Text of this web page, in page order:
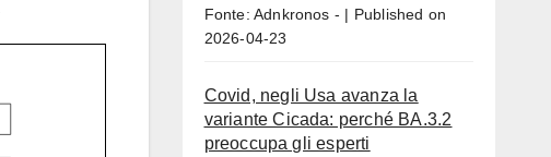
Fonte: Adnkronos -
Published on
2026-04-23
Covid, negli Usa avanza la
variante Cicada: perché BA.3.2
preoccupa gli esperti